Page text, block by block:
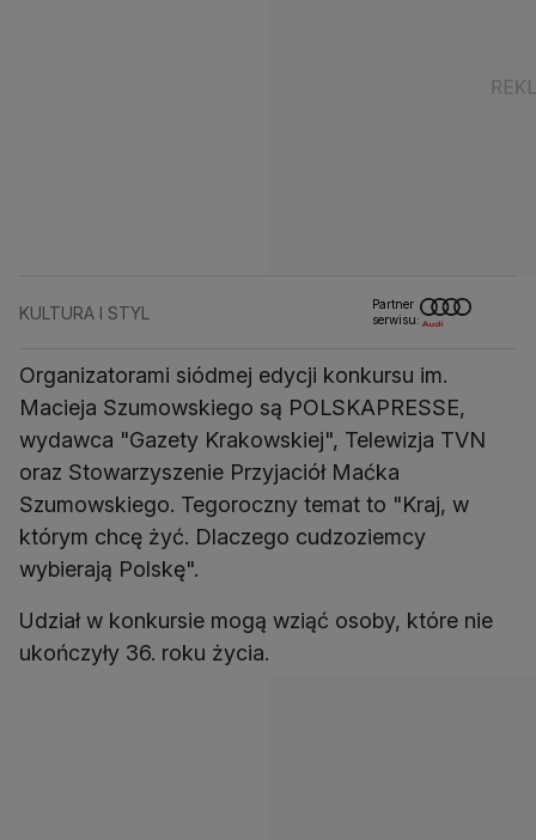
KULTURA I STYL
Partner
serwisu:
Organizatorami siódmej edycji konkursu im.
Macieja Szumowskiego są POLSKAPRESSE,
wydawca "Gazety Krakowskiej", Telewizja TVN
oraz Stowarzyszenie Przyjaciół Maćka
Szumowskiego. Tegoroczny temat to "Kraj, w
którym chcę żyć. Dlaczego cudzoziemcy
wybierają Polskę".
Udział w konkursie mogą wziąć osoby, które nie
ukończyły 36. roku życia.